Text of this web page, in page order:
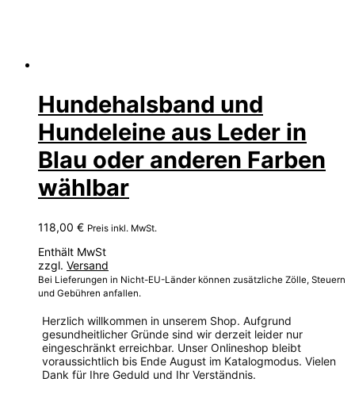
Hundehalsband und
Hundeleine aus Leder in
Blau oder anderen Farben
wählbar
118,00 € Preis inkl. MwSt.
Enthält MwSt
zzgl. Versand
Bei Lieferungen in Nicht-EU-Länder können zusätzliche Zölle, Steuern
und Gebühren anfallen.
Herzlich willkommen in unserem Shop. Aufgrund
gesundheitlicher Gründe sind wir derzeit leider nur
eingeschränkt erreichbar. Unser Onlineshop bleibt
voraussichtlich bis Ende August im Katalogmodus. Vielen
Dank für Ihre Geduld und Ihr Verständnis.